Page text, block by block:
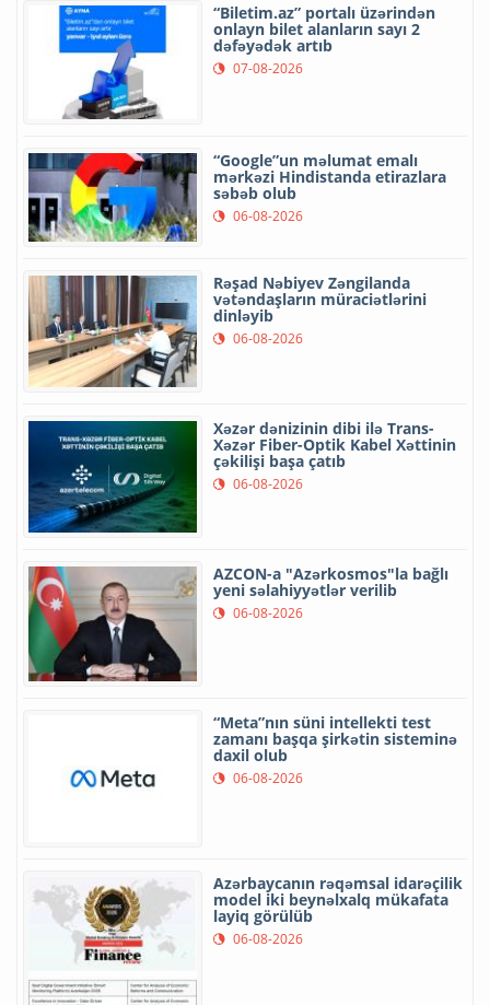
“Biletim.az” portalı üzərindən
onlayn bilet alanların sayı 2
dəfəyədək artıb
07-08-2026
“Google”un məlumat emalı
mərkəzi Hindistanda etirazlara
səbəb olub
06-08-2026
Rəşad Nəbiyev Zəngilanda
vətəndaşların müraciətlərini
dinləyib
06-08-2026
Xəzər dənizinin dibi ilə Trans-
Xəzər Fiber-Optik Kabel Xəttinin
çəkilişi başa çatıb
06-08-2026
AZCON-a "Azərkosmos"la bağlı
yeni səlahiyyətlər verilib
06-08-2026
“Meta”nın süni intellekti test
zamanı başqa şirkətin sisteminə
daxil olub
06-08-2026
Azərbaycanın rəqəmsal idarəçilik
model iki beynəlxalq mükafata
layiq görülüb
06-08-2026